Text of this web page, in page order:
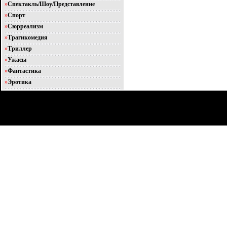
»Спектакль/Шоу/Представление
»Спорт
»Сюрреализм
»Трагикомедия
»Триллер
»Ужасы
»Фантастика
»Эротика